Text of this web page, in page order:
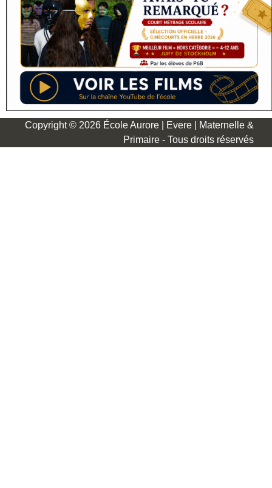
Copyright © 2026 École Aurore | Evere | Maternelle &
Primaire - Tous droits réservés